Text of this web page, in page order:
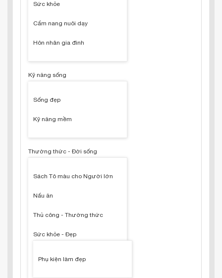
Sức khỏe
Cẩm nang nuôi dạy
Hôn nhân gia đình
Kỹ năng sống
Sống đẹp
Kỹ năng mềm
Thường thức - Đời sống
Sách Tô màu cho Người lớn
Nấu ăn
Thủ công - Thường thức
Sức khỏe - Đẹp
Phụ kiện làm đẹp